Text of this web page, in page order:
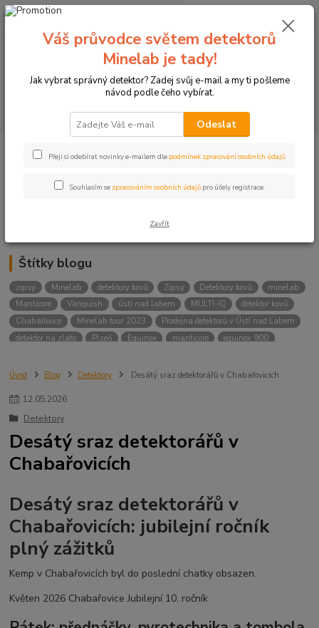
+420774877333
0 Kč
Kategorie blogu
Detektory
Štítky blogu
zipsy Minelab detektory kovů Zipsy Detektory kovů
minelab
Manticore
Vanquish ústí nad labem MULTI-IQ
detektor kovů
Chabařovice
Minelab tour 2023
Prodejna detektorů v Ústí nad Labem
detektor na zlato
Plzeň Equinox manticore
equinox 900
Sraz detektorářů
Minelab X-Terra Pro prodej detektorů
chabařovice
ÚSTÍ NAD LABEM
nastavení detektoru
Jídlo na cesty
Mníšek u Liberece Karlovy Vary
Equinox 900
Soutěž o detektor
Severní Čechy
Úvod Blog Detektory Desátý sraz detektorářů v Chabařovicích
12.05.2026
Detektory
Desátý sraz detektorářů v
Chabařovicích
Desátý sraz detektorářů v
Chabařovicích: jubilejní ročník
plný zážitků
Kemp v Chabařovicích byl do poslední chatky obsazen.
Květen 2026 Chabařovice Jubilejní 10. ročník
Váš průvodce světem detektorů
Minelab je tady!
Jak vybrat správný detektor? Zadej svůj e-mail a my ti pošleme
návod podle čeho vybírat.
Odeslat
Přeji si odebírat novinky e-mailem dle podmínek zpracování osobních údajů.
Souhlasím se zpracováním osobních údajů pro účely registrace.
Zavřít